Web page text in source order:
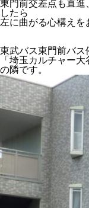
東門前交差点も直進
したら
左に曲がる心構えを
東武バス東門前バス
「埼玉カルチャー
の隣です。